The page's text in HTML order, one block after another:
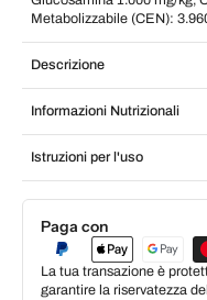
Metabolizzabile (CEN):
Descrizione
Informazioni Nutrizionali
Istruzioni per l'uso
Paga con
La tua transazione è
garantire la riservatezza